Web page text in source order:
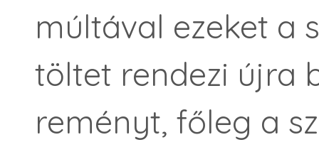
múltával ezeket a
töltet rendezi újra
reményt, főleg a